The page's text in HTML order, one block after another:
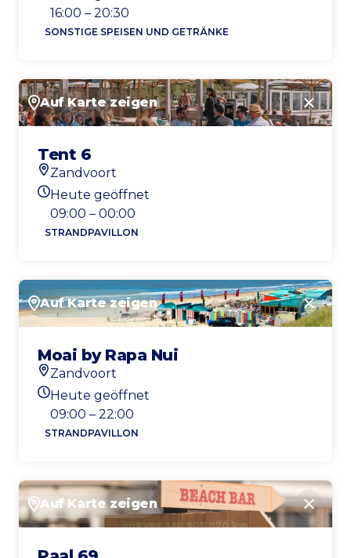
Heutigen Öffnungszeiten
16:00 – 20:30
SONSTIGE SPEISEN UND GETRÄNKE
Auf Karte zeigen
Tent 6
Standort
Zandvoort
Heutigen Öffnungszeiten
Heute geöffnet
09:00 – 00:00
STRANDPAVILLON
Auf Karte zeigen
Moai by Rapa Nui
Standort
Zandvoort
Heutigen Öffnungszeiten
Heute geöffnet
09:00 – 22:00
STRANDPAVILLON
Auf Karte zeigen